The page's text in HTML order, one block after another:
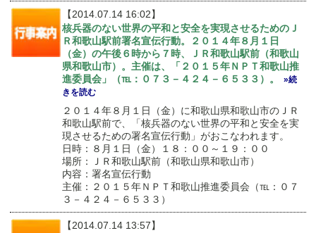
【2014.07.14 16:02】
核兵器のない世界の平和と安全を実現させるためのＪ
Ｒ和歌山駅前署名宣伝行動。２０１４年８月１日
（金）の午後６時から７時、ＪＲ和歌山駅前（和歌山
県和歌山市）。主催は、「２０１５年ＮＰＴ和歌山推
進委員会」（℡：０７３－４２４－６５３３）。
»続
きを読む
２０１４年８月１日（金）に和歌山県和歌山市のＪＲ
和歌山駅前で、「核兵器のない世界の平和と安全を実
現させるための署名宣伝行動」がおこなわれます。
日時：８月１日（金）１８：００～１９：００
場所：ＪＲ和歌山駅前（和歌山県和歌山市）
内容：署名宣伝行動
主催：２０１５年ＮＰＴ和歌山推進委員会（℡：０７
３－４２４－６５３３）
【2014.07.14 13:57】